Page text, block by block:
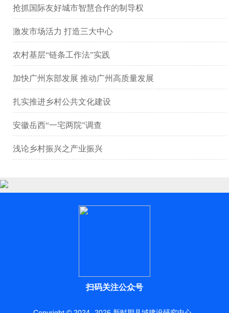
议 ——以广汽集团为例
抢抓国际友好城市智慧合作的制导权
激发市场活力 打造三大中心
农村基层“链条工作法”实践
加快广州东部发展 推动广州高质量发展
扎实推进乡村公共文化建设
安徽岳西“一宅两院”调查
浅论乡村振兴之产业振兴
扫码关注公众号